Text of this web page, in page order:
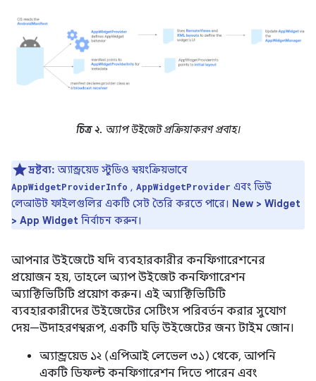
চিত্র ২. অ্যাপ উইজেট প্রক্রিয়াকরণ প্রবাহ।
দ্রষ্টব্য: অ্যান্ড্রয়েড স্টুডিও স্বয়ংক্রিয়ভাবে
AppWidgetProviderInfo , AppWidgetProvider এবং ভিউ
লেআউট ফাইলগুলির একটি সেট তৈরি করতে পারে। New > Widget
> App Widget নির্বাচন করুন।
আপনার উইজেটে যদি ব্যবহারকারীর কনফিগারেশনের
প্রয়োজন হয়, তাহলে অ্যাপ উইজেট কনফিগারেশন
অ্যাক্টিভিটিটি প্রয়োগ করুন। এই অ্যাক্টিভিটিটি
ব্যবহারকারীদের উইজেটের সেটিংস পরিবর্তন করার সুযোগ
দেয়—উদাহরণস্বরূপ, একটি ঘড়ি উইজেটের জন্য টাইম জোন।
অ্যান্ড্রয়েড ১২ (এপিআই লেভেল ৩১) থেকে, আপনি
একটি ডিফল্ট কনফিগারেশন দিতে পারেন এবং